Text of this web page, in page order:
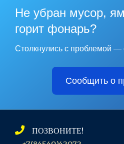
Не убран мусор,
горит фонарь?
Столкнулись с проблемой —
Сообщить о
ПОЗВОНИТЕ!